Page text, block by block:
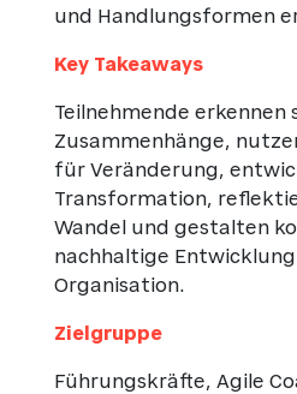
und Handlungsformen
Key Takeaways
Teilnehmende erkennen
Zusammenhänge,
für Veränderung,
Transformation,
Wandel und gestalten
nachhaltige
Organisation.
Zielgruppe
Führungskräfte, Agile